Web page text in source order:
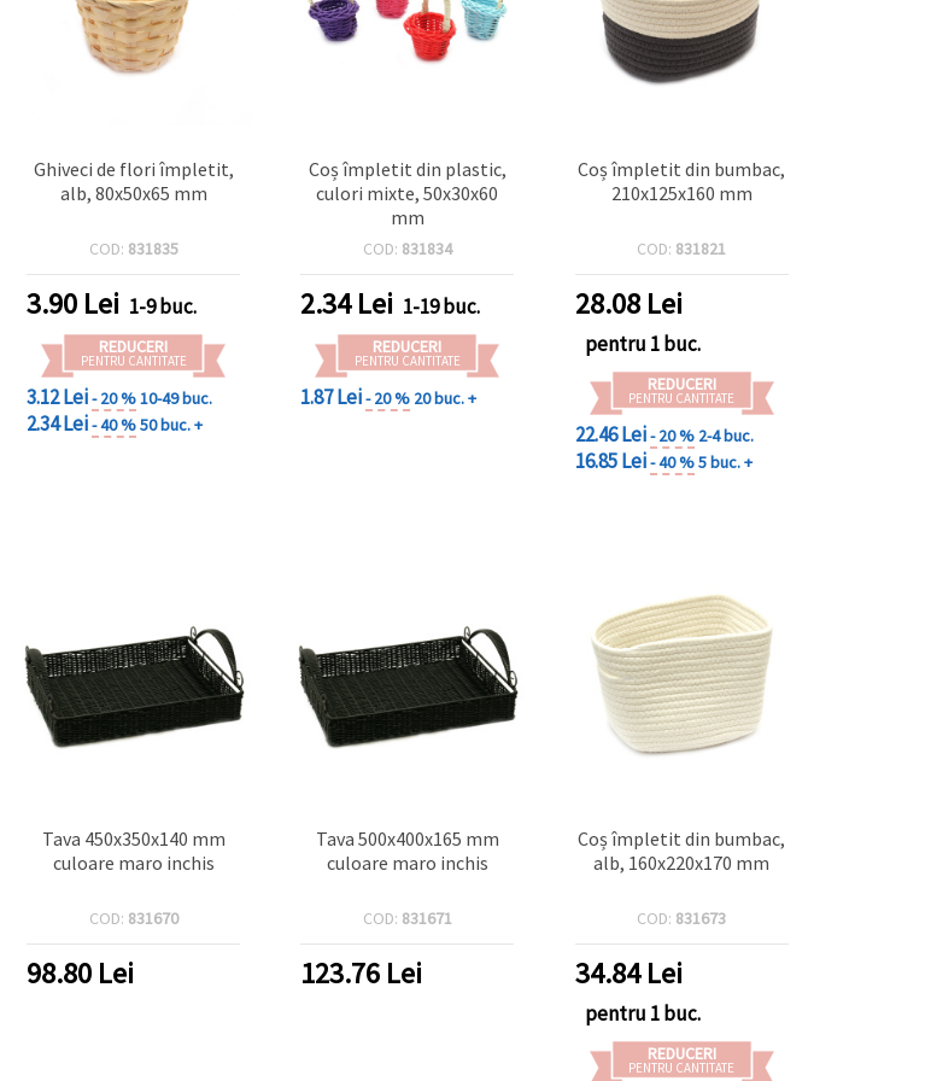
Ghiveci de flori împletit,
alb, 80x50x65 mm
COD: 831835
3.90 Lei 1-9 buc.
REDUCERI
PENTRU CANTITATE
3.12 Lei- 20 %10-49 buc.
2.34 Lei- 40 %50 buc. +
Coș împletit din plastic,
culori mixte, 50x30x60
mm
COD: 831834
2.34Lei 1-19 buc.
REDUCERI
PENTRU CANTITATE
1.87 Lei- 20 % 20 buc. +
Coș împletit din bumbac,
210x125x160 mm
COD: 831821
28.08Lei
pentru 1 buc.
REDUCERI
PENTRU CANTITATE
22.46 Lei- 20 % 2-4 buc.
16.85 Lei- 40 %5 buc. +
Tava 450x350x140 mm
culoare maro inchis
COD: 831670
98.80 Lei
Tava 500x400x165 mm
culoare maro inchis
COD: 831671
123.76 Lei
Coș împletit din bumbac,
alb, 160x220x170 mm
COD: 831673
34.84Lei
pentru 1 buc.
REDUCERI
PENTRU CANTITATE